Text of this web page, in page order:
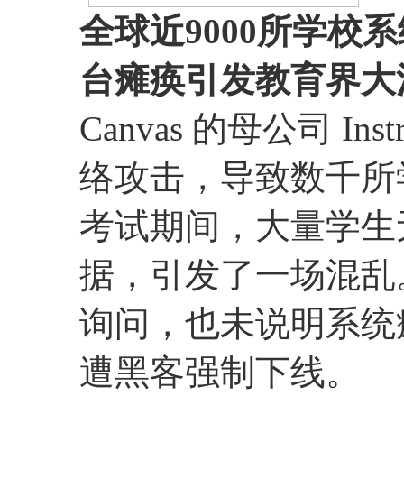
全球近9000所学校
台瘫痪引发教育界
Canvas 的母公司
络攻击，导致数千
考试期间，大量学
据，引发了一场混
询问，也未说明系
遭黑客强制下线。